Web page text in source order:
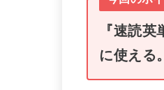
『速読
に使える。